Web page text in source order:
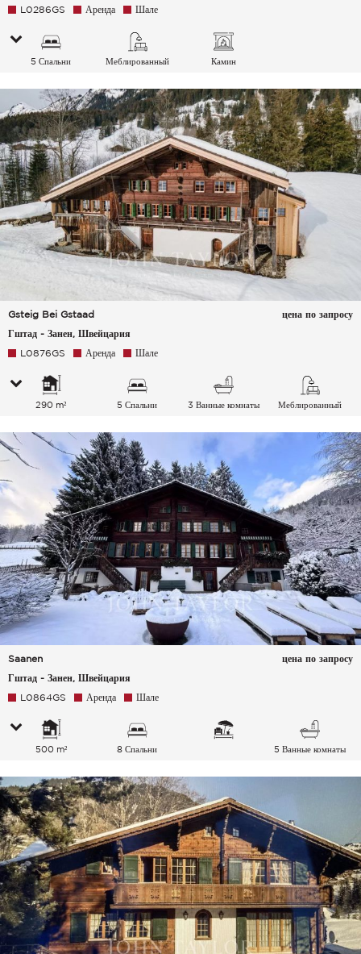
L0286GS Аренда Шале
5 Спальни Меблированный Камин
Gsteig Bei Gstaad
Гштад - Занен, Швейцария
цена по запросу
L0876GS Аренда Шале
290 m² 5 Спальни 3 Ванные комнаты Меблированный
Saanen
Гштад - Занен, Швейцария
цена по запросу
L0864GS Аренда Шале
500 m² 8 Спальни 5 Ванные комнаты